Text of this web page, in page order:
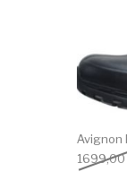
Avignon
1699,00